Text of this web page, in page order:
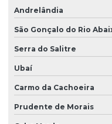
Andrelândia
São Gonçalo do Rio
Serra do Salitre
Ubaí
Carmo da Cachoeira
Prudente de Morais